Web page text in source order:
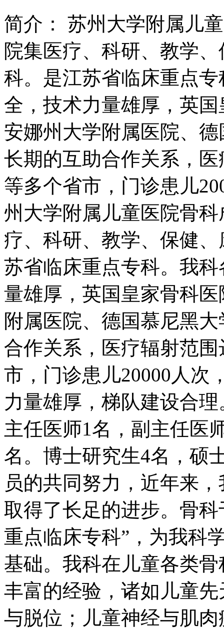
简介：
苏州大学附属儿
院集医疗、科研、教学
科。是江苏省临床重点
全，技术力量雄厚，英
安娜州大学附属医院、
长期的互助合作关系，
等多个省市，门诊患儿
州大学附属儿童医院骨
疗、科研、教学、保健
苏省临床重点专科。我
量雄厚，英国皇家骨科
附属医院、德国慕尼黑
合作关系，医疗辐射范
市，门诊患儿20000人次
力量雄厚，梯队建设合
主任医师1名，副主任医
名。博士研究生4名，硕
员的共同努力，近年来
取得了长足的进步。骨
重点临床专科”，为我科
基础。我科在儿童各类
丰富的经验，诸如儿童
与脱位；儿童神经与肌